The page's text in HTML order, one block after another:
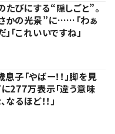
びにする“隠しごと”。
かの光景”に……「わぁ
」「これいいですね」
子「やばー！！」脚を見
277万表示「違う意味
なるほど！！」